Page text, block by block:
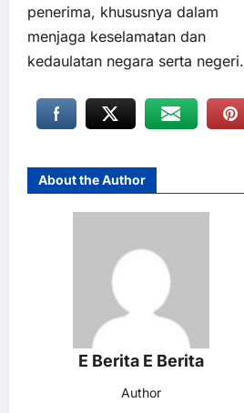
penerima, khususnya dalam
menjaga keselamatan dan
kedaulatan negara serta negeri.
About the Author
E Berita E Berita
Author